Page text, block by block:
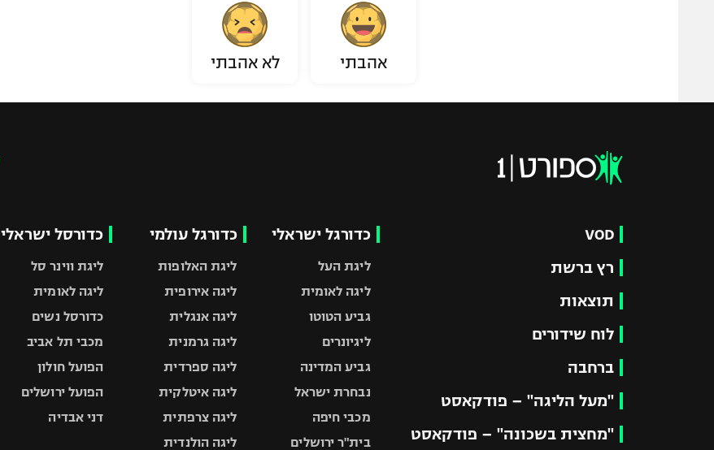
אהבתי לא אהבתי
VOD
רץ ברשת
תוצאות
לוח שידורים
ברחבה
"מעל הליגה" – פודקאסט
"מחצית בשכונה" – פודקאסט
כדורגל ישראלי
ליגת העל
ליגה לאומית
גביע הטוטו
ליגיונרים
גביע המדינה
נבחרת ישראל
מכבי חיפה
בית"ר ירושלים
כדורגל עולמי
ליגת האלופות
ליגה אירופית
ליגה אנגלית
ליגה גרמנית
ליגה ספרדית
ליגה איטלקית
ליגה צרפתית
ליגה הולנדית
כדורסל ישראלי
ליגת ווינר סל
ליגה לאומית
כדורסל נשים
מכבי תל אביב
הפועל חולון
הפועל ירושלים
דני אבדיה